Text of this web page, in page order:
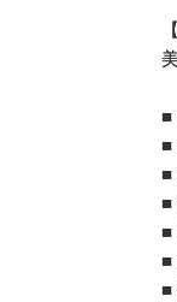
■
■
■
■
■
■
■